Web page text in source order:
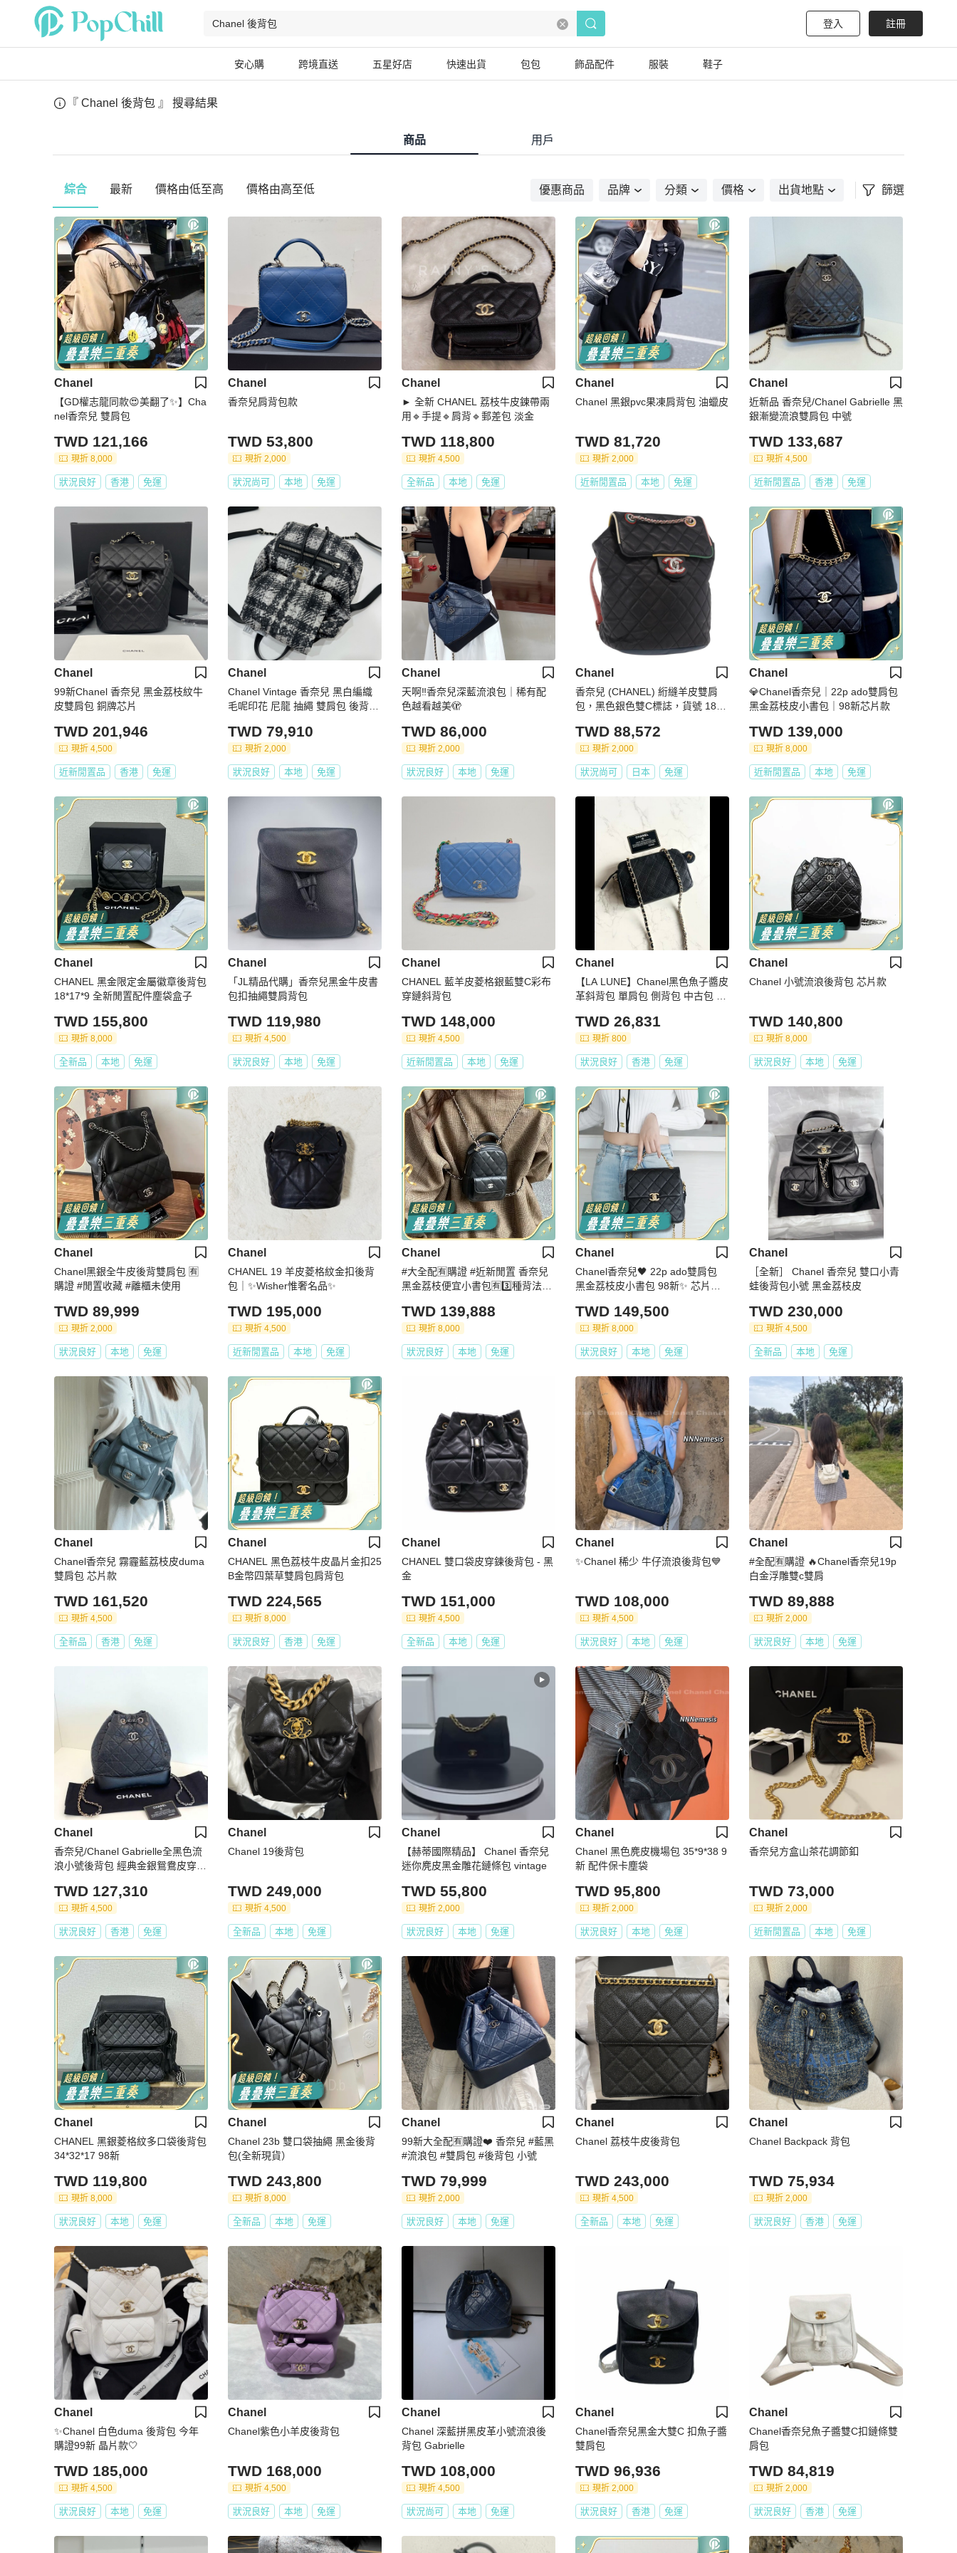
登入 註冊
安心購 跨境直送 五星好店 快速出貨 包包 飾品配件 服裝 鞋子
『 Chanel 後背包 』 搜尋結果
商品 用戶
綜合 最新 價格由低至高 價格由高至低 優惠商品 品牌 分類 價格 出貨地點 篩選
Chanel
【GD權志龍同款😍美翻了✨】Cha
nel香奈兒 雙肩包
TWD 121,166
現折 8,000
狀況良好 香港 免運
Chanel
香奈兒肩背包款
TWD 53,800
現折 2,000
狀況尚可 本地 免運
Chanel
► 全新 CHANEL 荔枝牛皮鍊帶兩
用🔹手提🔹肩背🔹郵差包 淡金
TWD 118,800
現折 4,500
全新品 本地 免運
Chanel
Chanel 黑銀pvc果凍肩背包 油蠟皮
TWD 81,720
現折 2,000
近新閒置品 本地 免運
Chanel
近新品 香奈兒/Chanel Gabrielle 黑
銀漸變流浪雙肩包 中號
TWD 133,687
現折 4,500
近新閒置品 香港 免運
Chanel
99新Chanel 香奈兒 黑金荔枝紋牛
皮雙肩包 銅牌芯片
TWD 201,946
現折 4,500
近新閒置品 香港 免運
Chanel
Chanel Vintage 香奈兒 黑白編織
毛呢印花 尼龍 抽繩 雙肩包 後背包
TWD 79,910
現折 2,000
狀況良好 本地 免運
Chanel
天啊‼️香奈兒深藍流浪包｜稀有配
色越看越美🫣
TWD 86,000
現折 2,000
狀況良好 本地 免運
Chanel
香奈兒 (CHANEL) 絎縫羊皮雙肩
包，黑色銀色雙C標誌，貨號 1898
TWD 88,572
現折 2,000
狀況尚可 日本 免運
Chanel
💎Chanel香奈兒｜22p ado雙肩包
黑金荔枝皮小書包｜98新芯片款
TWD 139,000
現折 8,000
近新閒置品 本地 免運
Chanel
CHANEL 黑金限定金屬徽章後背包
18*17*9 全新閒置配件塵袋盒子
TWD 155,800
現折 8,000
全新品 本地 免運
Chanel
「JL精品代購」香奈兒黑金牛皮書
包扣抽繩雙肩背包
TWD 119,980
現折 4,500
狀況良好 本地 免運
Chanel
CHANEL 藍羊皮菱格銀藍雙C彩布
穿鏈斜背包
TWD 148,000
現折 4,500
近新閒置品 本地 免運
Chanel
【LA LUNE】Chanel黑色魚子醬皮
革斜背包 單肩包 側背包 中古包 二
TWD 26,831
現折 800
狀況良好 香港 免運
Chanel
Chanel 小號流浪後背包 芯片款
TWD 140,800
現折 8,000
狀況良好 本地 免運
Chanel
Chanel黑銀全牛皮後背雙肩包 🈶
購證 #閒置收藏 #離櫃未使用
TWD 89,999
現折 2,000
狀況良好 本地 免運
Chanel
CHANEL 19 羊皮菱格紋金扣後背
包｜✨Wisher惟奢名品✨
TWD 195,000
現折 4,500
近新閒置品 本地 免運
Chanel
#大全配🈶購證 #近新閒置 香奈兒
黑金荔枝便宜小書包🈶3️⃣種背法🉑
TWD 139,888
現折 8,000
狀況良好 本地 免運
Chanel
Chanel香奈兒🖤 22p ado雙肩包
黑金荔枝皮小書包 98新✨ 芯片款
TWD 149,500
現折 8,000
狀況良好 本地 免運
Chanel
［全新］ Chanel 香奈兒 雙口小青
蛙後背包小號 黑金荔枝皮
TWD 230,000
現折 4,500
全新品 本地 免運
Chanel
Chanel香奈兒 霧霾藍荔枝皮duma
雙肩包 芯片款
TWD 161,520
現折 4,500
全新品 香港 免運
Chanel
CHANEL 黑色荔枝牛皮晶片金扣25
B金幣四葉草雙肩包肩背包
TWD 224,565
現折 8,000
狀況良好 香港 免運
Chanel
CHANEL 雙口袋皮穿鍊後背包 - 黑
金
TWD 151,000
現折 4,500
全新品 本地 免運
Chanel
✨Chanel 稀少 牛仔流浪後背包💙
TWD 108,000
現折 4,500
狀況良好 本地 免運
Chanel
#全配🈶購證 🔥Chanel香奈兒19p
白金浮雕雙c雙肩
TWD 89,888
現折 2,000
狀況良好 本地 免運
Chanel
香奈兒/Chanel Gabrielle全黑色流
浪小號後背包 經典金銀鴛鴦皮穿鏈
TWD 127,310
現折 4,500
狀況良好 香港 免運
Chanel
Chanel 19後背包
TWD 249,000
現折 4,500
全新品 本地 免運
Chanel
【赫蒂國際精品】 Chanel 香奈兒
迷你麂皮黑金雕花鏈條包 vintage
TWD 55,800
現折 2,000
狀況良好 本地 免運
Chanel
Chanel 黑色麂皮機場包 35*9*38 9
新 配件保卡塵袋
TWD 95,800
現折 2,000
狀況良好 本地 免運
Chanel
香奈兒方盒山茶花調節釦
TWD 73,000
現折 2,000
近新閒置品 本地 免運
Chanel
CHANEL 黑銀菱格紋多口袋後背包
34*32*17 98新
TWD 119,800
現折 8,000
狀況良好 本地 免運
Chanel
Chanel 23b 雙口袋抽繩 黑金後背
包(全新現貨）
TWD 243,800
現折 8,000
全新品 本地 免運
Chanel
99新大全配🈶️購證❤️ 香奈兒 #藍黑
#流浪包 #雙肩包 #後背包 小號
TWD 79,999
現折 2,000
狀況良好 本地 免運
Chanel
Chanel 荔枝牛皮後背包
TWD 243,000
現折 4,500
全新品 本地 免運
Chanel
Chanel Backpack 背包
TWD 75,934
現折 2,000
狀況良好 香港 免運
Chanel
✨Chanel 白色duma 後背包 今年
購證99新 晶片款🤍
TWD 185,000
現折 4,500
狀況良好 本地 免運
Chanel
Chanel紫色小羊皮後背包
TWD 168,000
現折 4,500
狀況良好 本地 免運
Chanel
Chanel 深藍拼黑皮革小號流浪後
背包 Gabrielle
TWD 108,000
現折 4,500
狀況尚可 本地 免運
Chanel
Chanel香奈兒黑金大雙C 扣魚子醬
雙肩包
TWD 96,936
現折 2,000
狀況良好 香港 免運
Chanel
Chanel香奈兒魚子醬雙C扣鏈條雙
肩包
TWD 84,819
現折 2,000
狀況良好 香港 免運